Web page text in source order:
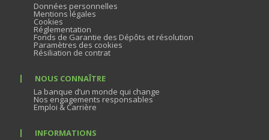
Données personnelles
Mentions légales
Cookies
Réglementation
Fonds de Garantie des Dépôts et résolution
Paramètres des cookies
Résiliation de contrat
NOUS CONNAÎTRE
La banque d’un monde qui change
Nos engagements responsables
Emploi & Carrière
INFORMATIONS